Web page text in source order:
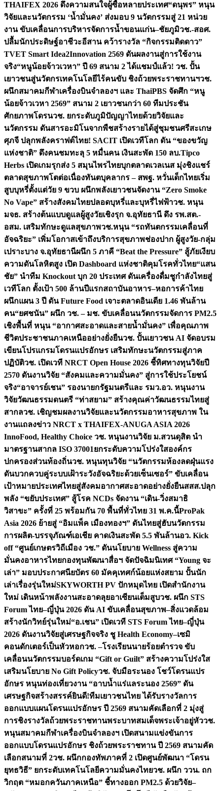
THAIFEX 2026 ดึงความสนใจผู้ซื้อหลายประเทศ“ดนุพร” หนุน
วิจัยและนวัตกรรม ‘น้ำมั่นคง’ ส่งมอบ 9 นวัตกรรมสู่ 21 หน่วย
งาน ขับเคลื่อนการบริหารจัดการน้ำขอนแก่น–ชัยภูมิวช.-สอศ.
ปลื้มนักประดิษฐ์อาชีวะอีสาน คว้ารางวัล “กิจกรรมติดดาว”
TVET Smart Idea2Innovation 2569 ดันผลงานสู่การใช้งาน
จริง“หนูน้อยจ้าวเวหา” ปี 69 สนาม 2 ได้แชมป์แล้ว! วช. ปั้น
เยาวชนสู่นวัตกรเทคโนโลยีไร้คนขับ ชิงถ้วยพระราชทานฯวช.
ผนึกสมาคมกีฬาเครื่องบินจำลองฯ และ ThaiPBS จัดศึก “หนู
น้อยจ้าวเวหา 2569” สนาม 2 เยาวชนกว่า 60 ทีมประชัน
ศักยภาพโดรนวช. ยกระดับภูมิปัญญาไทยด้วยวิจัยและ
นวัตกรรม ดันสารอะมิโนจากพืชสร้างรายได้สู่ชุมชนศรีสะเกษ
ศุภจี ปลุกพลังคราฟต์ไทย! SACIT เปิดเวทีโลก ดัน “ของขวัญ
แห่งชาติ” ดึงคนชมทะลุ 5 หมื่นคน เงินสะพัด 150 ลบ.Tipco
Herbs เปิดเกมรุกส่ง 5 สมุนไพรไทยบุกตลาดเวลเนส มุ่งชิงแชร์
ตลาดสุขภาพโตต่อเนื่องทันตบุคลากร – สพฐ. หวั่นเด็กไทยเริ่ม
สูบบุหรี่ตั้งแต่วัย 9 ขวบ ผนึกพลังเยาวชนจัดงาน “Zero Smoke
No Vape” สร้างสังคมไทยปลอดบุหรี่และบุหรี่ไฟฟ้าวช. หนุน
มจธ. สร้างต้นแบบดูแลผู้สูงวัยเชิงรุก จ.อุทัยธานี ดึง รพ.สต.-
อสม. เสริมทักษะดูแลสุขภาพวช.หนุน “รถทันตกรรมเคลื่อนที่
อัจฉริยะ” เพิ่มโอกาสเข้าถึงบริการสุขภาพช่องปาก ผู้สูงวัย-กลุ่ม
เปราะบาง จ.อุทัยธานีผนึก 5 ภาคี “Beat the Pressure” สู้ภัยเงียบ
ความดันโลหิตสูง เปิด Dashboard แห่งชาติคุมโรคทั่วไทย“แสน
ชัย” นำทีม Knockout บุก 20 ประเทศ ดันเครื่องดื่มชูกำลังไทยสู่
เวทีโลก ตั้งเป้า 500 ล้านปีแรกสถาบันอาหาร–หอการค้าไทย
ผนึกแผน 3 ปี ดัน Future Food เจาะตลาดอินเดีย 1.46 พันล้าน
คน“ยศชนัน” ผนึก วช. – มช. ขับเคลื่อนนวัตกรรมจัดการ PM2.5
เชิงพื้นที่ หนุน “อากาศสะอาดและสายน้ำมั่นคง” เพื่อคุณภาพ
ชีวิตประชาชนภาคเหนืออย่างยั่งยืนวช. ปั้นเยาวชน AI จัดอบรม
เขียนโปรแกรมโดรนแปรอักษร เสริมทักษะนวัตกรรมสู่ภาค
ปฏิบัติวช. เปิดเวที NRCT Open House 2026 ชี้ทิศทางทุนวิจัยปี
2570 ดันงานวิจัย “สังคมและความมั่นคง” สู่การใช้ประโยชน์
จริง“อาจารย์เชน” รองนายกรัฐมนตรีและ รมว.อว. หนุนงาน
วิจัยวัฒนธรรมดนตรี “ท่าสยาม” สร้างคุณค่าวัฒนธรรมไทยสู่
สากลวช. เชิญชมผลงานวิจัยและนวัตกรรมอาหารสุขภาพ ใน
งานแถลงข่าว NRCT x THAIFEX-ANUGA ASIA 2026
InnoFood, Healthy Choice วช. หนุนงานวิจัย ม.สวนดุสิต นำ
มาตรฐานสากล ISO 37001ยกระดับความโปร่งใสองค์กร
ปกครองส่วนท้องถิ่นวช. หนุนทุนวิจัย “นวัตกรรมห้องลดฝุ่นแรง
ดันบวกควบคู่ระบบเฝ้าระวังอัจฉริยะด้วยเซ็นเซอร์” ขับเคลื่อน
เป้าหมายประเทศไทยสู่สังคมอากาศสะอาดอย่างยั่งยืนสสส.ปลุก
พลัง “ขยับประเทศ” สู้โรค NCDs จัดงาน “เดิน-วิ่งสมาธิ
วิสาขะ” ครั้งที่ 25 พร้อมกัน 70 พื้นที่ทั่วไทย 31 พ.ค.นี้ProPak
Asia 2026 ย้ายสู่ “อิมแพ็ค เมืองทองฯ” ดันไทยสู่ฮับนวัตกรรม
การผลิต-บรรจุภัณฑ์เอเชีย คาดเงินสะพัด 5.5 พันล้านอว. Kick
off “ศูนย์เกษตรวิถีเมือง วช.” ดันนโยบาย Wellness สู่ความ
มั่นคงอาหารไทยกองทุนพัฒนาสื่อฯ จัดปัจฉิมนิเทศ “Young จะ
เล่า” มอบประกาศนียบัตร 60 มัคคุเทศก์น้อยแห่งสยาม ปั้นนัก
เล่าเรื่องรุ่นใหม่SKYWORTH PV ปักหมุดไทย เปิดสำนักงาน
ใหม่ เดินหน้าพลังงานสะอาดลุยอาเซียนเต็มสูบวช. ผนึก STS
Forum ไทย–ญี่ปุ่น 2026 ดัน AI ขับเคลื่อนสุขภาพ–สิ่งแวดล้อม
สร้างนักวิทย์รุ่นใหม่“อ.เชน” เปิดเวที STS Forum ไทย–ญี่ปุ่น
2026 ดันงานวิจัยสู่เศรษฐกิจจริง ชู Health Economy–เซมิ
คอนดักเตอร์เป็นหัวหอกวช. –โรงเรียนนายร้อยตำรวจ ขับ
เคลื่อนนวัตกรรมบอร์ดเกม “Gift or Guilt” สร้างความโปร่งใส
เสริมนโยบาย No Gift Policyวช. จับมือระนอง โชว์โดรนแปร
อักษร หนุนท่องเที่ยวงาน “อาบน้ำแร่แลระนอง 2569” ดัน
เศรษฐกิจสร้างสรรค์ยินดี!ทีมเยาวชนไทย ได้รับรางวัลการ
ออกแบบแผนโดรนแปรอักษร ปี 2569 สนามคัดเลือกที่ 2 มุ่งสู่
การชิงรางวัลถ้วยพระราชทานพระบาทสมเด็จพระเจ้าอยู่หัววช.
หนุนสมาคมกีฬาเครื่องบินจำลองฯ เปิดสนามแข่งขันการ
ออกแบบโดรนแปรอักษร ชิงถ้วยพระราชทาน ปี 2569 สนามคัด
เลือกสนามที่ 2วช. ผนึกกองทัพภาคที่ 2 เปิดศูนย์พัฒนา “โดรน
ยุทธวิธี” ยกระดับเทคโนโลยีความมั่นคงไทยวช. ผนึก ววน. ถก
วิกฤต “หมอกควันภาคเหนือ” ชี้ทางออก PM2.5 ด้วยวิจัย–